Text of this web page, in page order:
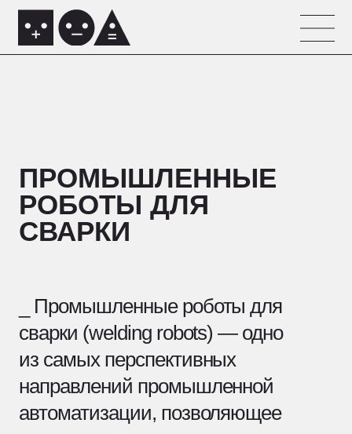
РОБОТЫ ДЛЯ
СВАРКИ
из самых перспективных
направлений промышленной
автоматизации, позволяющее
существенно повысить
эффективность, качество
и безопасность производственных